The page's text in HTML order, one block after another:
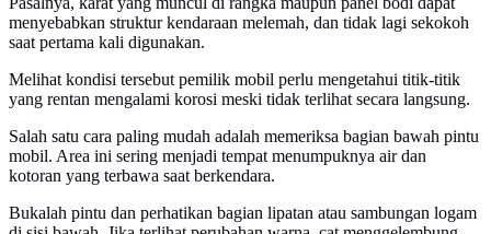
menyebabkan struktur kendaraan melemah, dan tidak lagi sekokoh
saat pertama kali digunakan.
Melihat kondisi tersebut pemilik mobil perlu mengetahui titik-titik
yang rentan mengalami korosi meski tidak terlihat secara langsung.
Salah satu cara paling mudah adalah memeriksa bagian bawah pintu
mobil. Area ini sering menjadi tempat menumpuknya air dan
kotoran yang terbawa saat berkendara.
Bukalah pintu dan perhatikan bagian lipatan atau sambungan logam